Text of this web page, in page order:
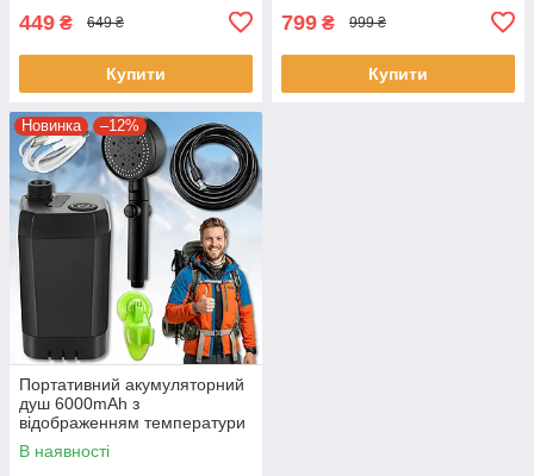
449 ₴ 649 ₴
Купити
799 ₴ 999 ₴
Купити
Новинка –12%
Портативний акумуляторний
душ 6000mAh з
відображенням температури
води
В наявності